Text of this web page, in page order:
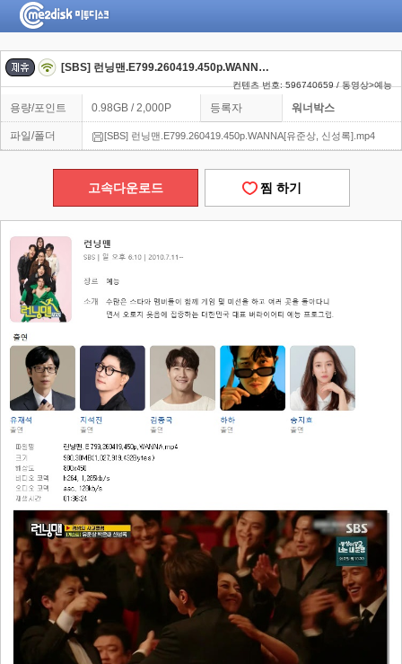
[SBS] 런닝맨.E799.260419.450p.WANNA[유준상, 신성록]
컨텐츠 번호: 596740659 / 동영상>예능
용량/포인트 0.98GB / 2,000P 등록자 워너박스
파일/폴더 [SBS] 런닝맨.E799.260419.450p.WANNA[유준상, 신성록].mp4
고속다운로드 찜 하기